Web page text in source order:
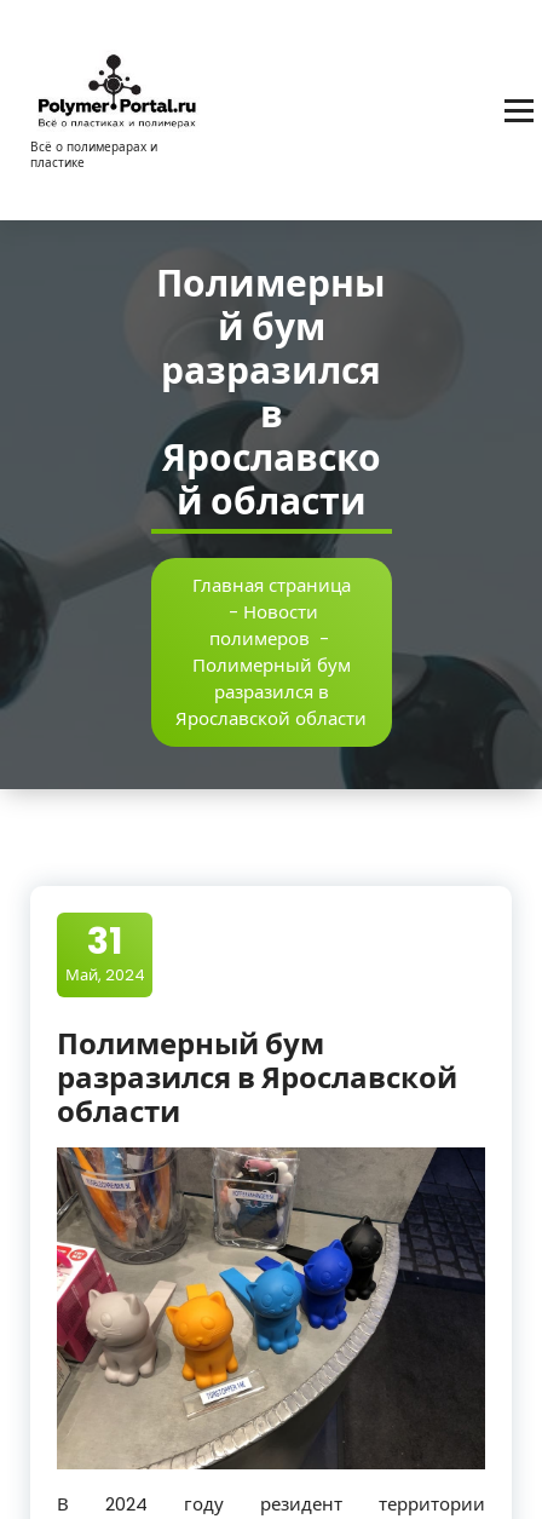
содержимому
Всё о полимерарах и
пластике
Полимерны
й бум
разразился
в
Ярославско
й области
Главная страница
- Новости
полимеров -
Полимерный бум
разразился в
Ярославской области
31
Май, 2024
Полимерный бум
разразился в Ярославской
области
​В 2024 году резидент территории